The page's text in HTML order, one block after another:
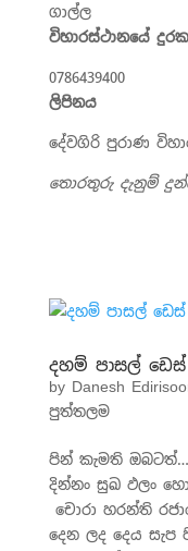
ගාල්ල
විහාරස්ථානයේ
0786439400
ලිපිනය
දේවගිරි පුරාණ
තොරතුරු දැනුම්
දහම් පාසල් ඩෙස්
by Danesh
පුත්තලම
පින් කැමති
දින්නං සුඛ ඵලං
චොරා හරන්ති
දෙන ලද දෙය